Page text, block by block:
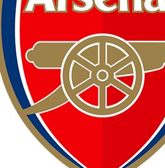
الاستراتيجيات، أنواع الرهانات، والرؤى